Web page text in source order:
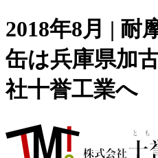
2018年8月 | 耐
缶は兵庫県加
社十誉工業へ